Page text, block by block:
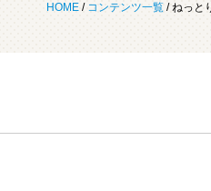
HOME / コンテンツ一覧 / ねっと